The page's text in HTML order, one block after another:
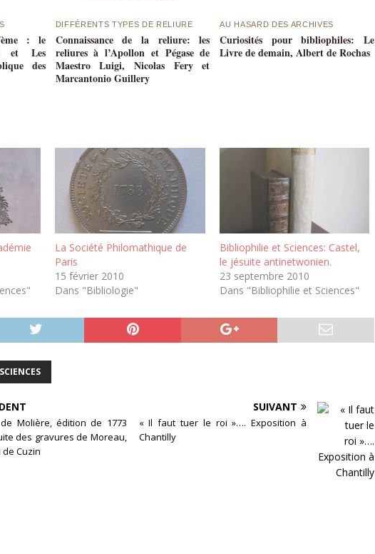
: le
et Les
des
DIFFÉRENTS TYPES DE RELIURE
Connaissance de la reliure: les
reliures à l’Apollon et Pégase de
Maestro Luigi, Nicolas Fery et
Marcantonio Guillery
AU HASARD DES ARCHIVES
Curiosités pour bibliophiles: Le
Livre de demain, Albert de Rochas
La Société Philomathique de
Paris
15 février 2010
Dans "Bibliologie"
Bibliophilie et Sciences: Castel,
le jésuite antinetwonien.
23 septembre 2010
Dans "Bibliophilie et Sciences"
Molière, édition de 1773
des gravures de Moreau,
Cuzin
SUIVANT
« Il faut tuer le roi »…. Exposition à
Chantilly